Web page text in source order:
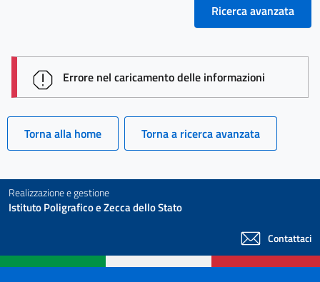
Ricerca avanzata
session id: 2qu1ac7M4QKUHkjerrwG9_-rOfXM4S-
Errore nel caricamento delle informazioni
Torna alla home Torna a ricerca avanzata
Realizzazione e gestione
Istituto Poligrafico e Zecca dello Stato
Contattaci